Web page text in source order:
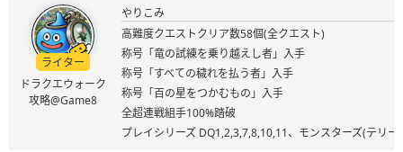
ライター
ドラクエウォーク
攻略@Game8
やりこみ
高難度クエストクリア数58個(全クエスト)
称号「竜の試練を乗り越えし者」入手
称号「すべての穢れを払う者」入手
称号「百の星をつかむもの」入手
全超連戦組手100%踏破
プレイシリーズ DQ1,2,3,7,8,10,11、モンスターズ(テリ